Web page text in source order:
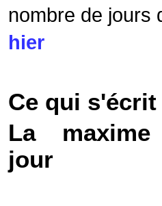
nombre de jours
hier
Ce qui s'écrit
La
jour